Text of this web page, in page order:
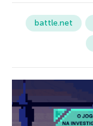
battle.net